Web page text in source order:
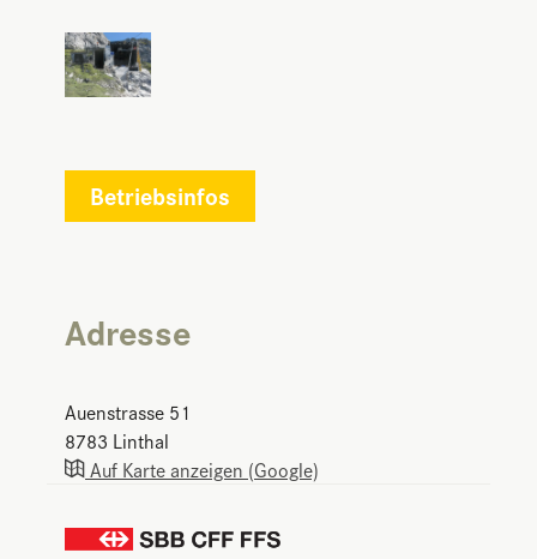
Betriebsinfos
Adresse
Auenstrasse 51
8783 Linthal
Auf Karte anzeigen (Google)